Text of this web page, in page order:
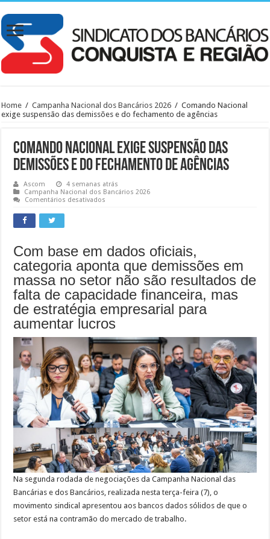
Home / Campanha Nacional dos Bancários 2026 / Comando Nacional
exige suspensão das demissões e do fechamento de agências
Comando Nacional exige suspensão das
demissões e do fechamento de agências
Ascom
4 semanas atrás
Campanha Nacional dos Bancários 2026
Comentários desativados
demissões
e
do
fechamento
de
agências
Com base em dados oficiais,
categoria aponta que demissões em
massa no setor não são resultados de
falta de capacidade financeira, mas
de estratégia empresarial para
aumentar lucros
Na segunda rodada de negociações da Campanha Nacional das
Bancárias e dos Bancários, realizada nesta terça-feira (7), o
movimento sindical apresentou aos bancos dados sólidos de que o
setor está na contramão do mercado de trabalho.